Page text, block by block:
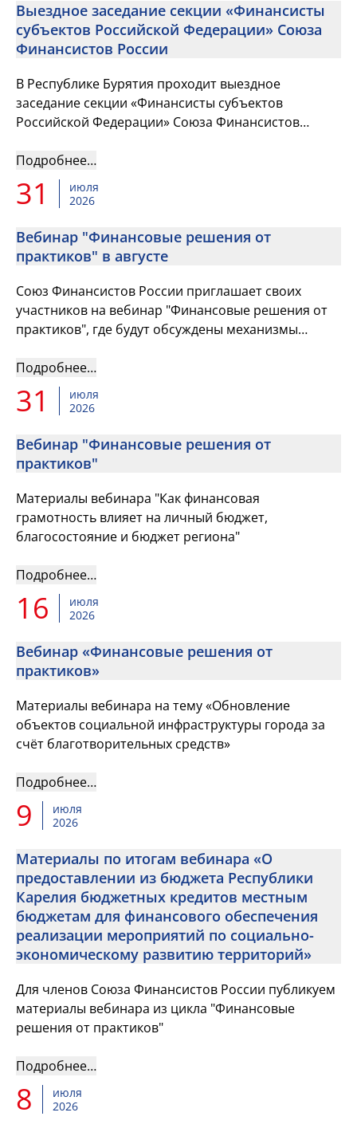
Выездное заседание секции «Финансисты
субъектов Российской Федерации» Союза
Финансистов России
В Республике Бурятия проходит выездное
заседание секции «Финансисты субъектов
Российской Федерации» Союза Финансистов
Подробнее…
31
июля
2026
Вебинар "Финансовые решения от
практиков" в августе
Союз Финансистов России приглашает своих
участников на вебинар "Финансовые решения от
практиков", где будут обсуждены механизмы
региональные и местные бюдже...
Подробнее…
31
июля
2026
Вебинар "Финансовые решения от
практиков"
Материалы вебинара "Как финансовая
грамотность влияет на личный бюджет,
благосостояние и бюджет региона"
Подробнее…
16
июля
2026
Вебинар «Финансовые решения от
практиков»
Материалы вебинара на тему «Обновление
объектов социальной инфраструктуры города за
счёт благотворительных средств»
Подробнее…
9
июля
2026
Материалы по итогам вебинара «О
предоставлении из бюджета Республики
Карелия бюджетных кредитов местным
бюджетам для финансового обеспечения
реализации мероприятий по социально-
экономическому развитию территорий»
Для членов Союза Финансистов России публикуем
материалы вебинара из цикла "Финансовые
решения от практиков"
Подробнее…
8
июля
2026